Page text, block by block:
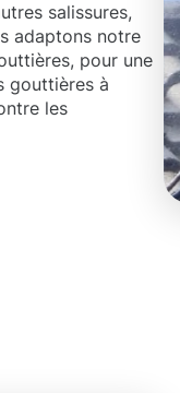
salissures,
adaptons notre
pour une
gouttières à
les